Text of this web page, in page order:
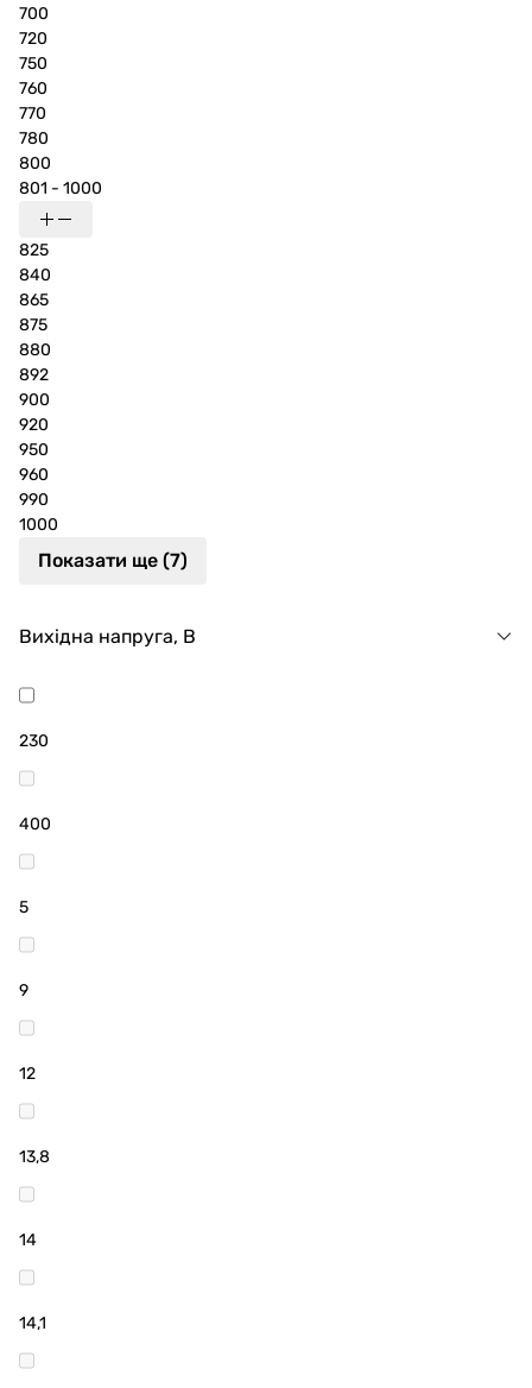
700
720
750
760
770
780
800
801 - 1000
825
840
865
875
880
892
900
920
950
960
990
1000
Показати ще (7)
Вихідна напруга, В
230
400
5
9
12
13,8
14
14,1